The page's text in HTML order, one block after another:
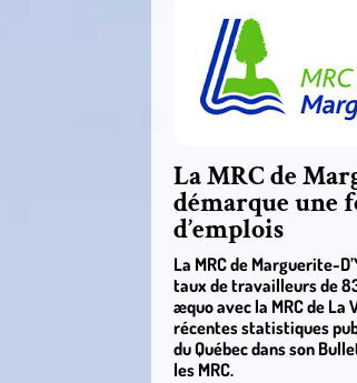
La MRC de
démarque une
d’emplois
La MRC de Marguerite-
taux de travailleurs de
æquo avec la MRC de La
récentes statistiques
du Québec dans son
les MRC.